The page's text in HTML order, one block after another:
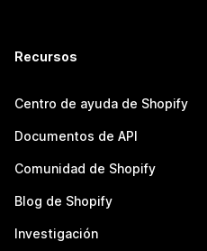
Recursos
Centro de ayuda de Shopify
Documentos de API
Comunidad de Shopify
Blog de Shopify
Investigación